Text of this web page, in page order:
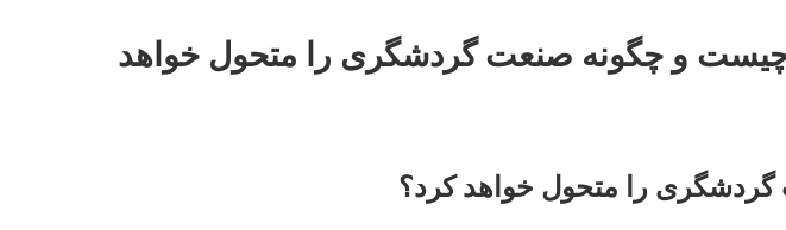
چیست و چگونه صنعت گردشگری را متحول خواهد
گردشگری را متحول خواهد کرد؟